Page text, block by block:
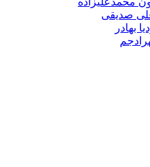
صدیقی
بهادر